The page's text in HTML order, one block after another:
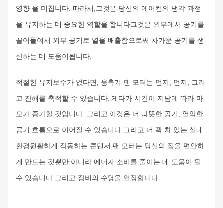
영향 을 미칩니다. 따라서,그것은 당신의 에어컨의 냉각 과정
을 유지하는 데 중요한 역할을 합니다그것은 외부에서 공기를
끌어들여서 외부 공기로 열을 배출함으로써 차가운 공기를 생
산하는 데 도움이됩니다.
적절한 유지보수가 없다면, 응축기 팬 모터는 먼지, 먼지, 그리
고 잔해를 축적할 수 있습니다. 게다가 시간이 지남에 따라 마
모가 증가할 것입니다. 그리고 이것은 더 따뜻한 공기, 열악한
공기 흐름으로 이어질 수 있습니다.그리고 더 꽉 차 있는 실내
환경원활하게 작동하는 콘덴서 팬 모터는 당신의 집을 편안하
게 만드는 것뿐만 아니라 에너지 소비를 줄이는 데 도움이 될
수 있습니다.그리고 장비의 수명을 연장합니다..